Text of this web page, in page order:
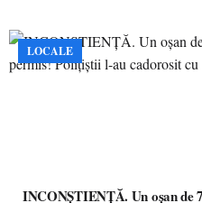
LOCALE
INCONȘTIENȚĂ. Un oșan de